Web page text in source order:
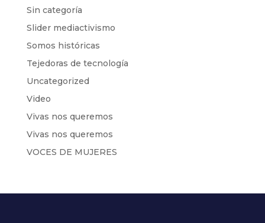
Sin categoría
Slider mediactivismo
Somos históricas
Tejedoras de tecnología
Uncategorized
Video
Vivas nos queremos
Vivas nos queremos
VOCES DE MUJERES